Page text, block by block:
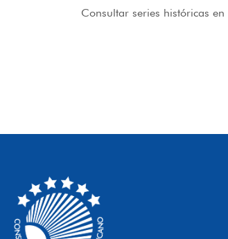
Consultar series históricas en